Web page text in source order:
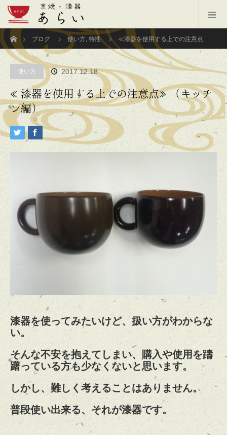
ホーム
ブログ
使い方, 特性 ≪漆器を使用する上での注意点
≫（キッチン編）
使い方
2017.12.18
≪漆器を使用する上での注意点≫（キッチ
ン編）
漆器を使ってみたいけど、扱い方がわからな
い。
そんな不安を抱えてしまい、購入や使用を躊
躇っている方も少なくないと思います。
しかし、難しく考えることはありません。
普段使い出来る、それが漆器です。